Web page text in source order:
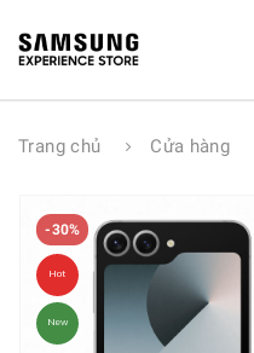
Trang chủ Cửa hàng
-30%
Hot
New